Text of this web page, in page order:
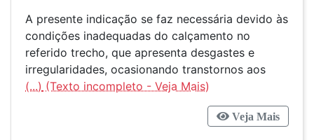
A presente indicação se faz necessária devido às
condições inadequadas do calçamento no
referido trecho, que apresenta desgastes e
irregularidades, ocasionando transtornos aos
(...)
Veja Mais